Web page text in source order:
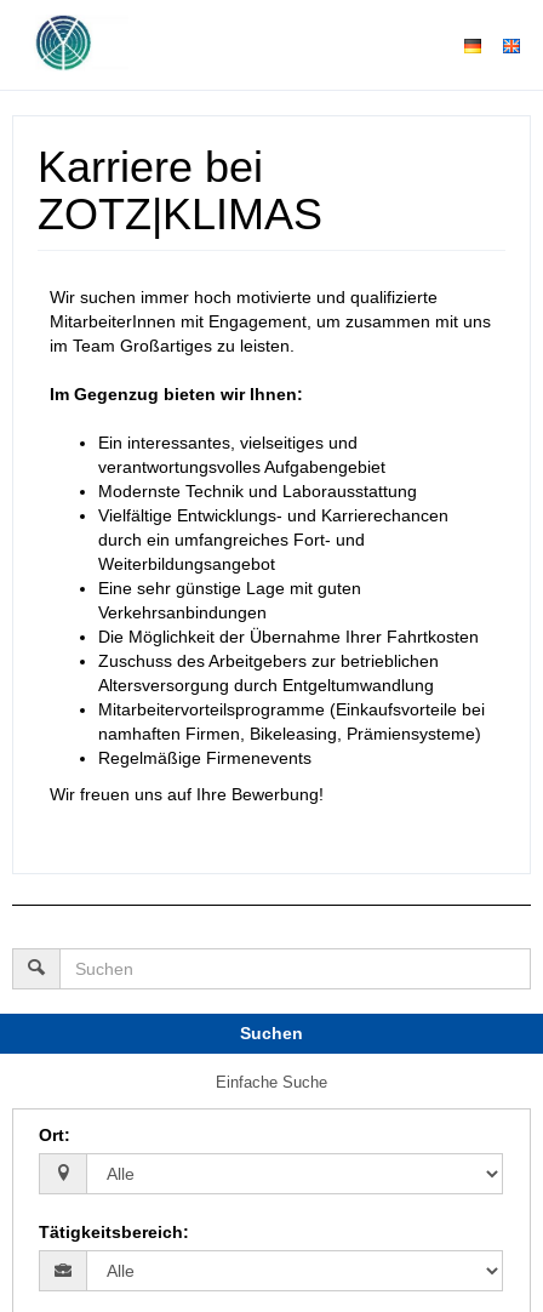
Karriere bei
ZOTZ|KLIMAS
Wir suchen immer hoch motivierte und qualifizierte
MitarbeiterInnen mit Engagement, um zusammen mit uns
im Team Großartiges zu leisten.
Im Gegenzug bieten wir Ihnen:
Ein interessantes, vielseitiges und
verantwortungsvolles Aufgabengebiet
Modernste Technik und Laborausstattung
Vielfältige Entwicklungs- und Karrierechancen
durch ein umfangreiches Fort- und
Weiterbildungsangebot
Eine sehr günstige Lage mit guten
Verkehrsanbindungen
Die Möglichkeit der Übernahme Ihrer Fahrtkosten
Zuschuss des Arbeitgebers zur betrieblichen
Altersversorgung durch Entgeltumwandlung
Mitarbeitervorteilsprogramme (Einkaufsvorteile bei
namhaften Firmen, Bikeleasing, Prämiensysteme)
Regelmäßige Firmenevents
Wir freuen uns auf Ihre Bewerbung!
Suchen
Einfache Suche
Ort:
Tätigkeitsbereich: